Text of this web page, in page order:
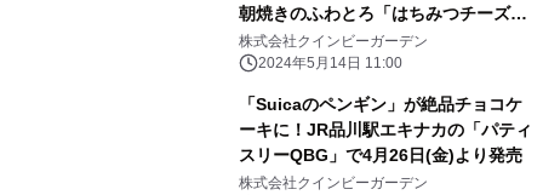
朝焼きのふわとろ「はちみつチーズタ
ルト」を築地の厨房から毎日直送
【5/15(水)〜28(火)】
株式会社クインビーガーデン
2024年5月14日 11:00
「Suicaのペンギン」が絶品チョコケ
ーキに！JR品川駅エキナカの「パティ
スリーQBG」で4月26日(金)より発売
株式会社クインビーガーデン